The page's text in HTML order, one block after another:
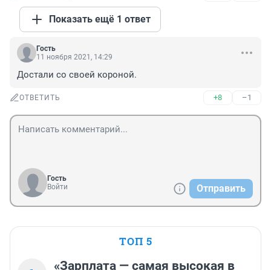
Показать ещё 1 ответ
Гость
11 ноября 2021, 14:29
Достали со своей короной.
ОТВЕТИТЬ +8 –1
Гость
Войти
Отправить
ТОП 5
«Зарплата — самая высокая в